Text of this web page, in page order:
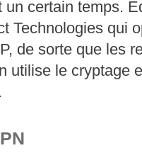
certain temps.
Technologies qui
de sorte que les
utilise le cryptage